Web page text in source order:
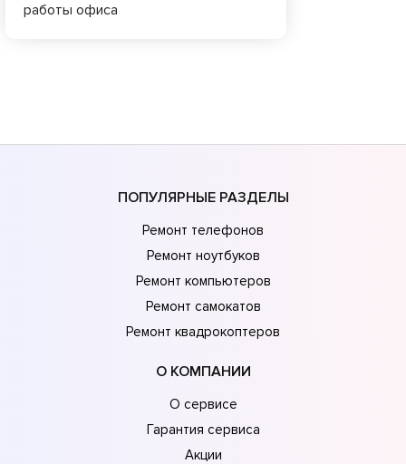
работы офиса
ПОПУЛЯРНЫЕ РАЗДЕЛЫ
Ремонт телефонов
Ремонт ноутбуков
Ремонт компьютеров
Ремонт самокатов
Ремонт квадрокоптеров
О КОМПАНИИ
О сервисе
Гарантия сервиса
Акции